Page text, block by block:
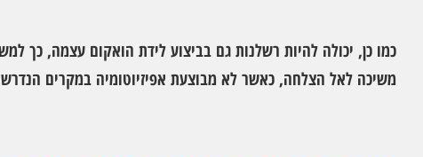
כמו כן, יכולה להיות רשלנות גם בביצוע לידת הואקום עצמה, כך
משיכה לאל הצלחה, כאשר לא מבוצעת אפיזיוטומיה במקרים